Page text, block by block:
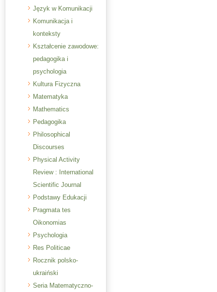
Język w Komunikacji
Komunikacja i
konteksty
Kształcenie zawodowe:
pedagogika i
psychologia
Kultura Fizyczna
Matematyka
Mathematics
Pedagogika
Philosophical
Discourses
Physical Activity
Review : International
Scientific Journal
Podstawy Edukacji
Pragmata tes
Oikonomias
Psychologia
Res Politicae
Rocznik polsko-
ukraiński
Seria Matematyczno-